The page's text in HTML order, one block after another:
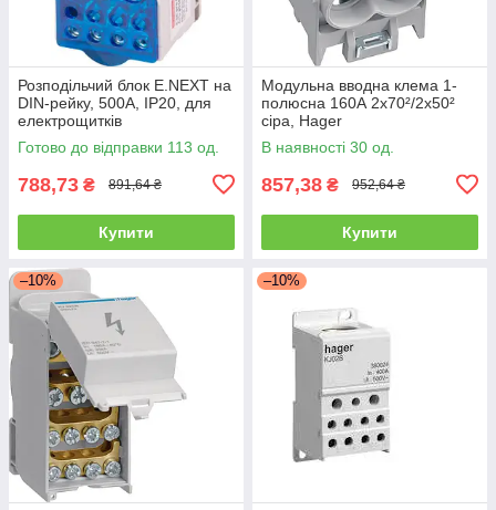
Розподільчий блок E.NEXT на
DIN-рейку, 500А, IP20, для
електрощитків
Готово до відправки 113 од.
788,73 ₴ 891,64 ₴
Купити
Модульна вводна клема 1-
полюсна 160А 2x70²/2x50²
сіра, Hager
В наявності 30 од.
857,38 ₴ 952,64 ₴
Купити
–10% –10%